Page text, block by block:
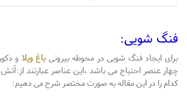
فنگ شویی:
برای ایجاد فنگ شویی در محوطه بیرونیباغ ویلا و
چهار عنصر احتیاج می باشد ،این عناصر عبارتند
کدام را در این مقاله به صورت مختصر شرح می دهیم: